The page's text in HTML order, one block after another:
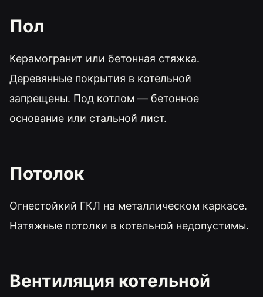
Пол
Керамогранит или бетонная стяжка.
Деревянные покрытия в котельной
запрещены. Под котлом — бетонное
основание или стальной лист.
Потолок
Огнестойкий ГКЛ на металлическом каркасе.
Натяжные потолки в котельной недопустимы.
Вентиляция котельной